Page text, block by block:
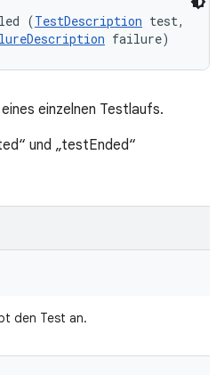
(TestDescription test,
failure)
einzelnen Testlaufs.
und „testEnded“
den Test an.